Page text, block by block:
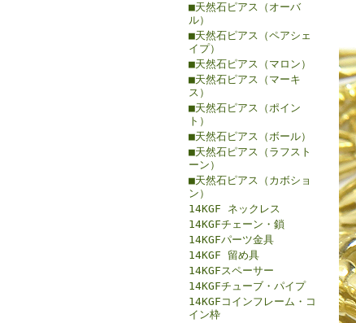
■天然石ピアス（オーバ
ル）
■天然石ピアス（ペアシェ
イプ）
■天然石ピアス（マロン）
■天然石ピアス（マーキ
ス）
■天然石ピアス（ポイン
ト）
■天然石ピアス（ボール）
■天然石ピアス（ラフスト
ーン）
■天然石ピアス（カボショ
ン）
14KGF ネックレス
14KGFチェーン・鎖
14KGFパーツ金具
14KGF 留め具
14KGFスペーサー
14KGFチューブ・パイプ
14KGFコインフレーム・コ
イン枠